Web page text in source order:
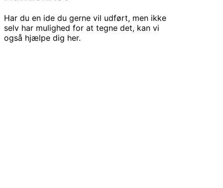
Har du en ide du gerne vil udført, men ikke
selv har mulighed for at tegne det, kan vi
også hjælpe dig her.